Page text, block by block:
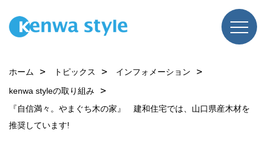
ホーム トピックス
インフォメーション
kenwa styleの取り組み
『自信満々。やまぐち木の家』 建和住宅では、山口県産木材を
推奨しています!